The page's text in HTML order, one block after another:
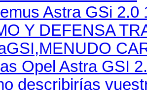
Astra GSi 2.0
Y DEFENSA
Opel Astra GSI
describirías